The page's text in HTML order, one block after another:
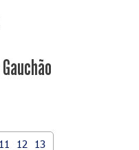
11 12
13